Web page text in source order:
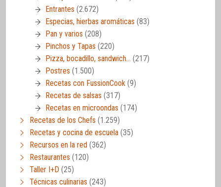
Entrantes (2.672)
Especias, hierbas aromáticas (83)
Pan y varios (208)
Pinchos y Tapas (220)
Pizza, bocadillo, sandwich… (217)
Postres (1.500)
Recetas con FussionCook (9)
Recetas de salsas (317)
Recetas en microondas (174)
Recetas de los Chefs (1.259)
Recetas y cocina de escuela (35)
Recursos en la red (362)
Restaurantes (120)
Taller I+D (25)
Técnicas culinarias (243)